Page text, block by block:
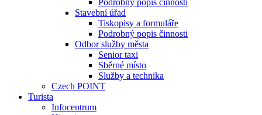
Podrobný popis činností
Stavební úřad
Tiskopisy a formuláře
Podrobný popis činnosti
Odbor služby města
Senior taxi
Sběrné místo
Služby a technika
Czech POINT
Turista
Infocentrum